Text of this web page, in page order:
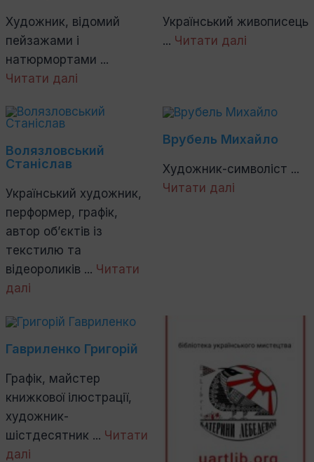
Художник, відомий
пейзажами і
натюрмортами ...
Читати далі
Український живописець
... Читати далі
Волязловський
Станіслав
Український художник,
перформер, графік,
автор об’єктів із
текстилю та
відеороликів ... Читати
далі
Врубель Михайло
Художник-символіст ...
Читати далі
Гавриленко Григорій
Графік, майстер
книжкової ілюстрації,
художник-
шістдесятник ... Читати
далі